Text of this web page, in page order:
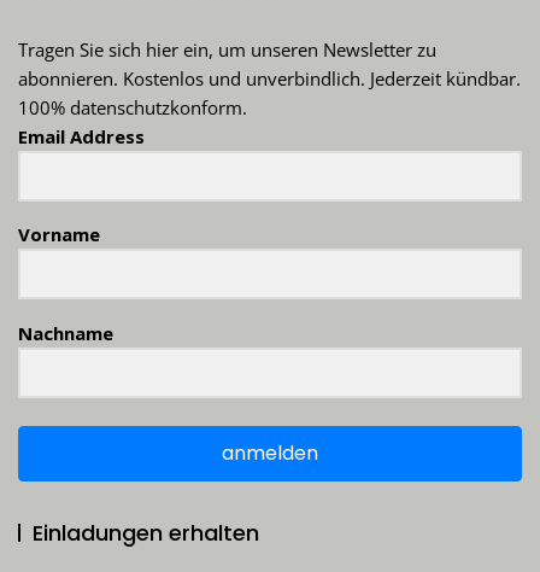
Tragen Sie sich hier ein, um unseren Newsletter zu
abonnieren. Kostenlos und unverbindlich. Jederzeit kündbar.
100% datenschutzkonform.
Email Address
Vorname
Nachname
anmelden
Einladungen erhalten